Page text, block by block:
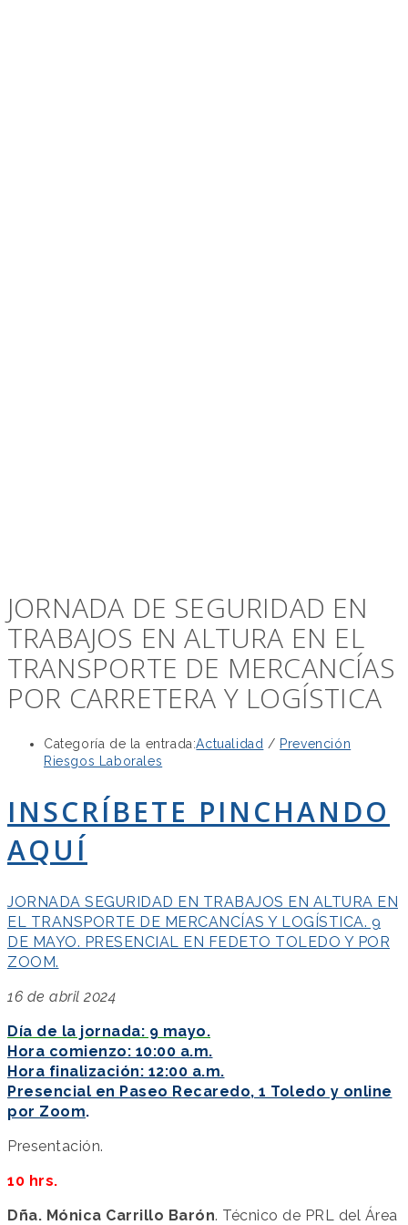
JORNADA DE SEGURIDAD EN
TRABAJOS EN ALTURA EN EL
TRANSPORTE DE MERCANCÍAS
POR CARRETERA Y LOGÍSTICA
Categoría de la entrada:Actualidad / Prevención
Riesgos Laborales
INSCRÍBETE PINCHANDO
AQUÍ
JORNADA SEGURIDAD EN TRABAJOS EN ALTURA EN
EL TRANSPORTE DE MERCANCÍAS Y LOGÍSTICA. 9
DE MAYO. PRESENCIAL EN FEDETO TOLEDO Y POR
ZOOM.
16 de abril 2024
Día de la jornada: 9 mayo.
Hora comienzo: 10:00 a.m.
Hora finalización: 12:00 a.m.
Presencial en Paseo Recaredo, 1 Toledo y online
por Zoom.
Presentación.
10 hrs.
Dña. Mónica Carrillo Barón. Técnico de PRL del Área